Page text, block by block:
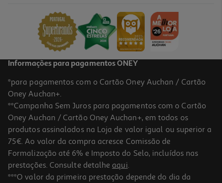
12,99 €
Auriculares Tws In Ear Qilive 600158501 Anc Q1861 Branco
Informações para pagamentos ONEY
*para pagamentos com o Cartão Oney Auchan / Cartão
Oney Auchan+.
**Campanha Sem Juros para pagamentos com o Cartão
Oney Auchan / Cartão Oney Auchan+, em todos os
produtos assinalados na Loja de valor igual ou superior a
75€. Ao valor da compra acresce Comissão de
Formalização até 6% e Imposto do Selo, incluídos nas
prestações. Consulte detalhe aqui.
***O valor da primeira prestação depende do dia da